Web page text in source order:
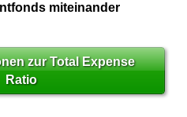
miteinander
zur Total Expense
Ratio